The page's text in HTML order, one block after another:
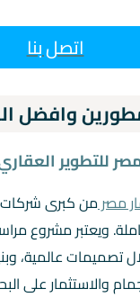
اتصل بنا
وافضل
للتطوير
مصرمن كبرى شركات
ويعتبر مشروع
تصميمات عالمية،
والاستثمار على